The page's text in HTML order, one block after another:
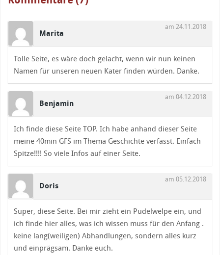
Marita
am 24.11.2018
Tolle Seite, es wäre doch gelacht, wenn wir nun keinen
Namen für unseren neuen Kater finden würden. Danke.
Benjamin
am 04.12.2018
Ich finde diese Seite TOP. Ich habe anhand dieser Seite
meine 40min GFS im Thema Geschichte verfasst. Einfach
Spitze!!!! So viele Infos auf einer Seite.
Doris
am 05.12.2018
Super, diese Seite. Bei mir zieht ein Pudelwelpe ein, und
ich finde hier alles, was ich wissen muss für den Anfang .
keine lang(weiligen) Abhandlungen, sondern alles kurz
und einprägsam. Danke euch.